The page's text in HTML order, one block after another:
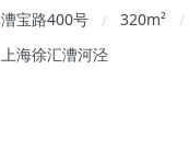
漕宝路400号 / 320m²
/
上海徐汇漕河泾